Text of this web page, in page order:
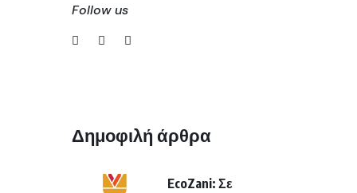
Follow us
Δημοφιλή άρθρα
EcoZani: Σε